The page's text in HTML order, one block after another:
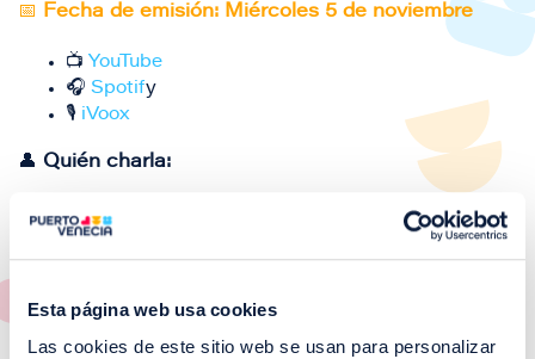
Esta página web usa cookies
Las cookies de este sitio web se usan para personalizar
📅
Fecha de emisión: Miércoles 5 de noviembre
📺 YouTube
🎧 Spotify
🎙️ iVoox
👤 Quién charla:
Iris Jordán
– Chef y propietaria del Restaurante
Ansils ⭐️ (Estrella Michelin 2024, Sol Repsol 2025)
📱Instagram/Facebook/TikTok/Web
Ane Laure Romeuf– Fundadora de Le Petit
Croissant, referente de la repostería francesa en